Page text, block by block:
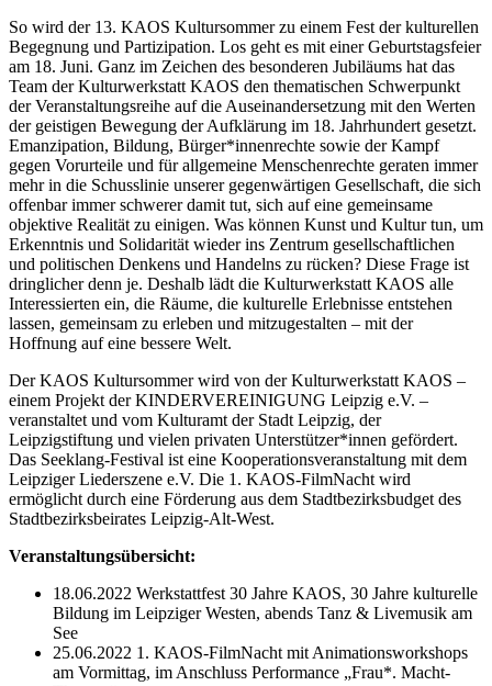
So wird der 13. KAOS Kultursommer zu einem Fest der kulturellen
Begegnung und Partizipation. Los geht es mit einer Geburtstagsfeier
am 18. Juni. Ganz im Zeichen des besonderen Jubiläums hat das
Team der Kulturwerkstatt KAOS den thematischen Schwerpunkt
der Veranstaltungsreihe auf die Auseinandersetzung mit den Werten
der geistigen Bewegung der Aufklärung im 18. Jahrhundert gesetzt.
Emanzipation, Bildung, Bürger*innenrechte sowie der Kampf
gegen Vorurteile und für allgemeine Menschenrechte geraten immer
mehr in die Schusslinie unserer gegenwärtigen Gesellschaft, die sich
offenbar immer schwerer damit tut, sich auf eine gemeinsame
objektive Realität zu einigen. Was können Kunst und Kultur tun, um
Erkenntnis und Solidarität wieder ins Zentrum gesellschaftlichen
und politischen Denkens und Handelns zu rücken? Diese Frage ist
dringlicher denn je. Deshalb lädt die Kulturwerkstatt KAOS alle
Interessierten ein, die Räume, die kulturelle Erlebnisse entstehen
lassen, gemeinsam zu erleben und mitzugestalten – mit der
Hoffnung auf eine bessere Welt.
Der KAOS Kultursommer wird von der Kulturwerkstatt KAOS –
einem Projekt der KINDERVEREINIGUNG Leipzig e.V. –
veranstaltet und vom Kulturamt der Stadt Leipzig, der
Leipzigstiftung und vielen privaten Unterstützer*innen gefördert.
Das Seeklang-Festival ist eine Kooperationsveranstaltung mit dem
Leipziger Liederszene e.V. Die 1. KAOS-FilmNacht wird
ermöglicht durch eine Förderung aus dem Stadtbezirksbudget des
Stadtbezirksbeirates Leipzig-Alt-West.
Veranstaltungsübersicht:
18.06.2022 Werkstattfest 30 Jahre KAOS, 30 Jahre kulturelle
Bildung im Leipziger Westen, abends Tanz & Livemusik am
See
25.06.2022 1. KAOS-FilmNacht mit Animationsworkshops
am Vormittag, im Anschluss Performance „Frau*. Macht-